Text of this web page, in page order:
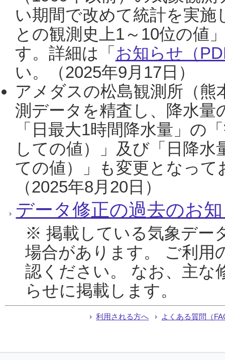
い期間で改めて統計を実
との観測史上1～10位の値
す。詳細は「 お知らせ（
い。（2025年9月17日）
アメダスの松島観測所（熊
測データを精査し、降水
「日最大1時間降水量」の
しての値）」及び「日降
ての値）」も変更となっ
（2025年8月20日）
データ修正の過去のお
※ 掲載している気象デー
場合があります。 ご利用
認ください。 なお、主な
らせに掲載します。
利用される方へ よくある質問（